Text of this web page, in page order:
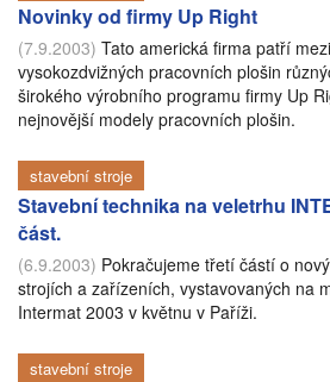
Novinky od firmy Up Right
(7.9.2003) Tato americká firma patří
vysokozdvižných pracovních plošin
širokého výrobního programu firmy Up
nejnovější modely pracovních plošin.
stavební stroje
Stavební technika na veletrhu
část.
(6.9.2003) Pokračujeme třetí částí o
strojích a zařízeních, vystavovaných na
Intermat 2003 v květnu v Paříži.
stavební stroje